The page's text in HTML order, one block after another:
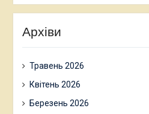
Архіви
Травень 2026
Квітень 2026
Березень 2026